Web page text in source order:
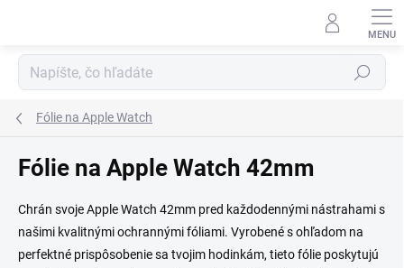
Hľadať
Fólie na Apple Watch
Fólie na Apple Watch 42mm
Chrán svoje Apple Watch 42mm pred každodennými nástrahami s
našimi kvalitnými ochrannými fóliami. Vyrobené s ohľadom na
perfektné prispôsobenie sa tvojim hodinkám, tieto fólie poskytujú